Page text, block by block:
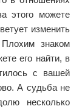
этого можете
изменить
знаком
его найти, в
с вашей
А судьба не
несколько